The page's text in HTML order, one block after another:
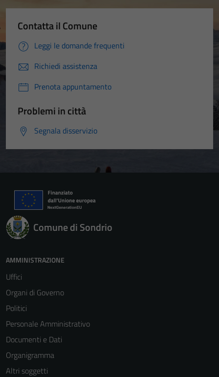
Contatta il Comune
Leggi le domande frequenti
Richiedi assistenza
Prenota appuntamento
Problemi in città
Segnala disservizio
Comune di Sondrio
AMMINISTRAZIONE
Uffici
Organi di Governo
Politici
Personale Amministrativo
Documenti e Dati
Organigramma
Altri soggetti